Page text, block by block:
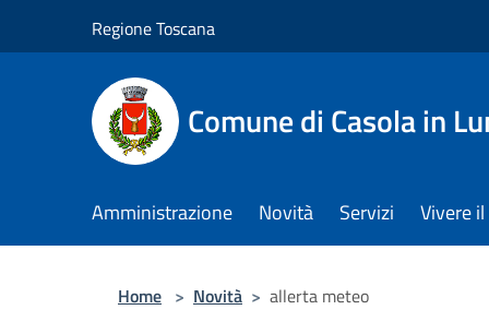
Regione Toscana
Comune di Casola in
Amministrazione Novità Servizi Vivere
Home > Novità > allerta meteo